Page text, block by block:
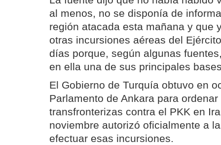
al menos, no se disponía de
región atacada esta mañana y que
otras incursiones aéreas del
días porque, según algunas
en ella una de sus principales
El Gobierno de Turquía obtuvo en
Parlamento de Ankara para
transfronterizas contra el PKK en
noviembre autorizó oficialmente a
efectuar esas incursiones.